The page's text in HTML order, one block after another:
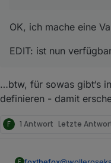
OK, ich mache eine
EDIT: ist nun
…btw, für sowas gibt‘s
definieren - damit
F 1 Antwort Letzte